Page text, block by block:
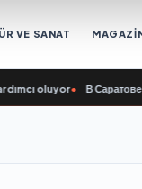
VE SANAT
oluyor• В Саратове по